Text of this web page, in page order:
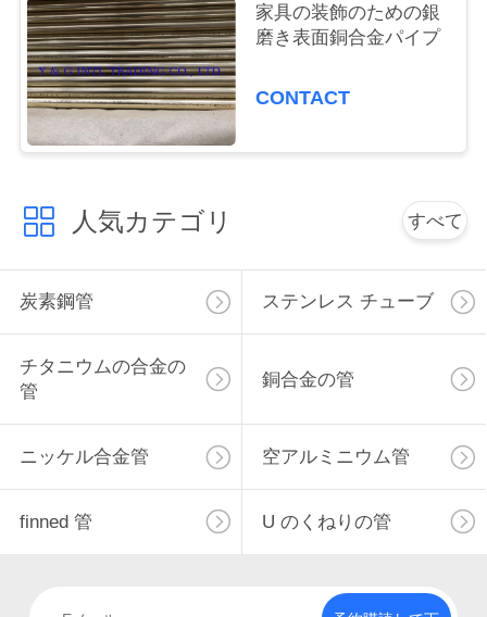
連
絡
し
さ
い
ニ
ュ
ー
ス
家具の装飾のための銀
磨き表面銅合金パイプ
CONTACT
人気カテゴリ すべて
炭素鋼管 ステンレス チューブ
チタニウムの合金の
管
銅合金の管
ニッケル合金管 空アルミニウム管
finned 管 U のくねりの管